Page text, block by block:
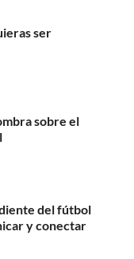
ser
sobre el
del fútbol
y conectar